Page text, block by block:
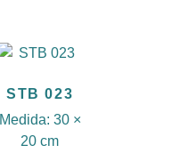
STB 023
Medida: 30 ×
20 cm